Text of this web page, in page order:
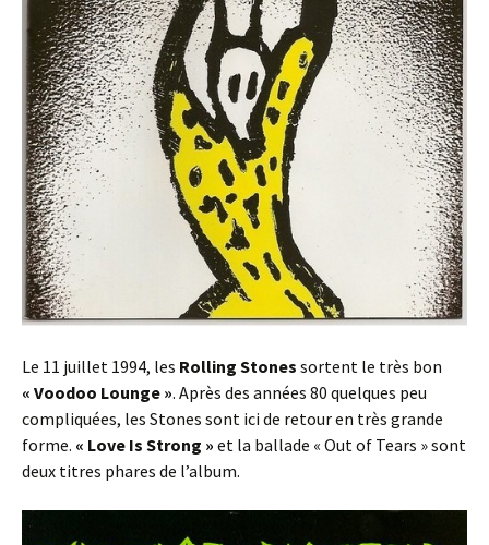
Le 11 juillet 1994, les Rolling Stones sortent le très bon
« Voodoo Lounge ». Après des années 80 quelques peu
compliquées, les Stones sont ici de retour en très grande
forme. « Love Is Strong » et la ballade « Out of Tears » sont
deux titres phares de l’album.